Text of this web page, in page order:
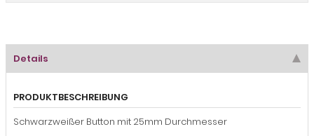
Details
PRODUKTBESCHREIBUNG
Schwarzweißer Button mit 25mm Durchmesser